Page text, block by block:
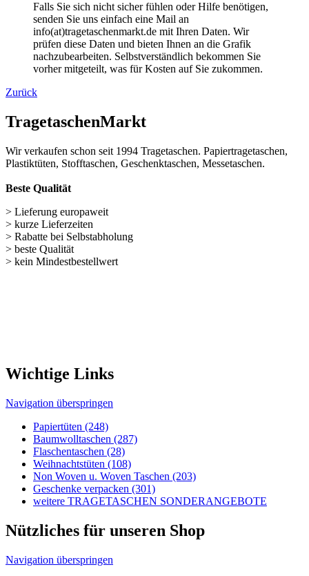
Falls Sie sich nicht sicher fühlen oder Hilfe benötigen,
senden Sie uns einfach eine Mail an
info(at)tragetaschenmarkt.de mit Ihren Daten. Wir
prüfen diese Daten und bieten Ihnen an die Grafik
nachzubearbeiten. Selbstverständlich bekommen Sie
vorher mitgeteilt, was für Kosten auf Sie zukommen.
Zurück
TragetaschenMarkt
Wir verkaufen schon seit 1994 Tragetaschen. Papiertragetaschen,
Plastiktüten, Stofftaschen, Geschenktaschen, Messetaschen.
Beste Qualität
> Lieferung europaweit
> kurze Lieferzeiten
> Rabatte bei Selbstabholung
> beste Qualität
> kein Mindestbestellwert
Wichtige Links
Navigation überspringen
Papiertüten (248)
Baumwolltaschen (287)
Flaschentaschen (28)
Weihnachts­tüten (108)
Non Woven u. Woven Taschen (203)
Geschenke verpacken (301)
weitere TRAGETASCHEN SONDERANGEBOTE
Nützliches für unseren Shop
Navigation überspringen